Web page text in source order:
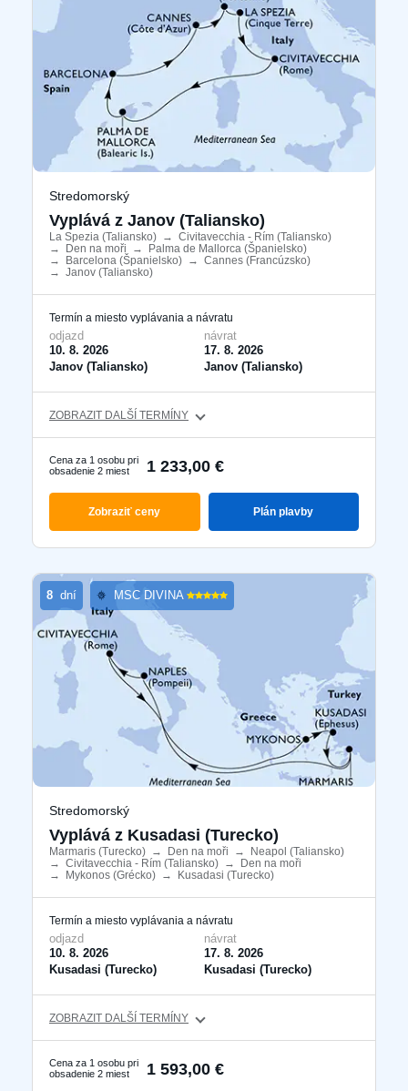
Stredomorský
Vyplává z Janov (Taliansko)
La Spezia (Taliansko) → Civitavecchia - Rím (Taliansko)
→ Den na moři → Palma de Mallorca (Španielsko)
→ Barcelona ​​(Španielsko) → Cannes (Francúzsko)
→ Janov (Taliansko)
Termín a miesto vyplávania a návratu
odjazd
10. 8. 2026
Janov (Taliansko)
návrat
17. 8. 2026
Janov (Taliansko)
ZOBRAZIT DALŠÍ TERMÍNY
Cena za 1 osobu pri
obsadenie 2 miest
1 233,00 €
Zobraziť ceny Plán plavby
8dní MSC DIVINA
Stredomorský
Vyplává z Kusadasi (Turecko)
Marmaris (Turecko) → Den na moři → Neapol (Taliansko)
→ Civitavecchia - Rím (Taliansko) → Den na moři
→ Mykonos (Grécko) → Kusadasi (Turecko)
Termín a miesto vyplávania a návratu
odjazd
10. 8. 2026
Kusadasi (Turecko)
návrat
17. 8. 2026
Kusadasi (Turecko)
ZOBRAZIT DALŠÍ TERMÍNY
Cena za 1 osobu pri
obsadenie 2 miest
1 593,00 €